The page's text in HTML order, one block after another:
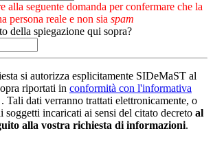
alla seguente domanda per confermare che la
persona reale e non sia spam
della spiegazione qui sopra?
si autorizza esplicitamente SIDeMaST al
riportati in conformità con l'informativa
. Tali dati verranno trattati elettronicamente, o
soggetti incaricati ai sensi del citato decreto al
alla vostra richiesta di informazioni.